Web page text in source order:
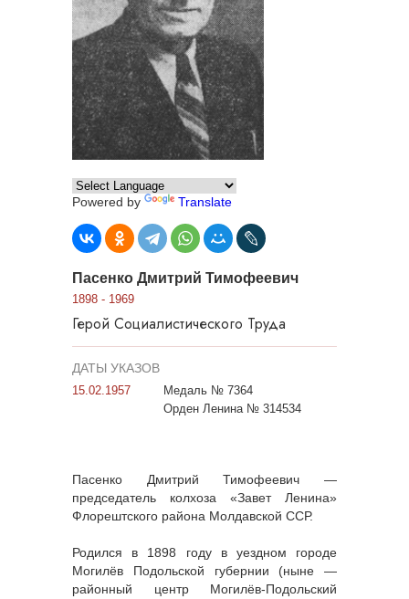
Powered by Translate
Пасенко Дмитрий Тимофеевич
1898 - 1969
Герой Социалистического Труда
ДАТЫ УКАЗОВ
15.02.1957
Медаль № 7364
Орден Ленина № 314534
Пасенко Дмитрий Тимофеевич —
председатель колхоза «Завет Ленина»
Флорештского района Молдавской ССР.
Родился в 1898 году в уездном городе
Могилёв Подольской губернии (ныне —
районный центр Могилёв-Подольский